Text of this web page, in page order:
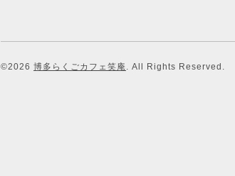
©2026 博多らくごカフェ笑庵. All Rights Reserved.